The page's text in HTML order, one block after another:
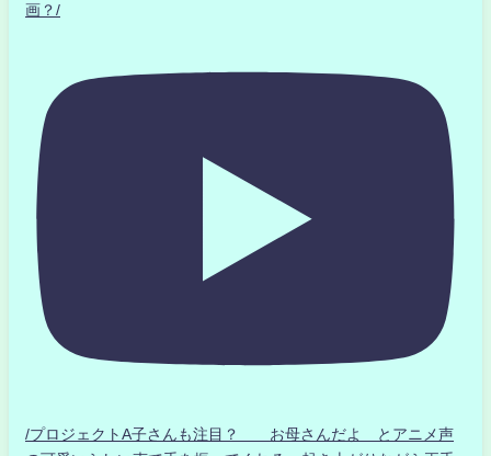
画？/
/プロジェクトA子さんも注目？ お母さんだよ とアニメ声